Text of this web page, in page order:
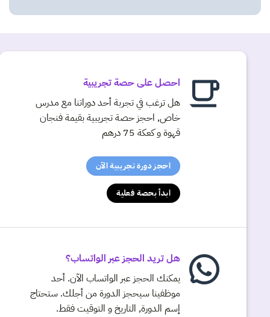
احصل على حصة تجريبية
هل ترغب في تجربة أحد دوراتنا مع مدرس
خاص, احجز حصة تجريبية بقيمة فنجان
قهوة و كعكة 75 درهم
احجز دورة تجريبية الآن
ابدأ بحصة فعلية
هل تريد الحجز عبر الواتساب؟
يمكنك الحجز عبر الواتساب الآن. أحد
موظفينا سيحجز الدورة من أجلك. ستحتاج
إسم الدورة, التاريخ و التوقيت فقط.